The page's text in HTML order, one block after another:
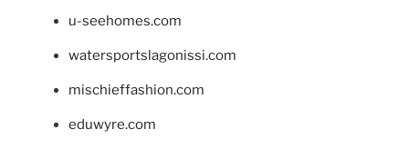
u-seehomes.com
watersportslagonissi.com
mischieffashion.com
eduwyre.com